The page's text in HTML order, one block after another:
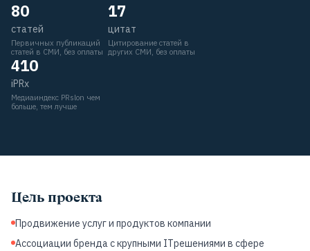
80
статей
Первичных публикаций
статей в СМИ, без оплаты
17
цитат
Цитирование статей в
других СМИ, без оплаты
410
iPRx
Медиаиндекс PRslon чем
больше, тем лучше
Цель проекта
Продвижение услуг и продуктов компании
Ассоциации бренда с крупными ITрешениями в сфере